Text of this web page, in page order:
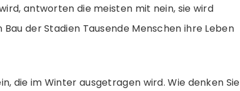
antworten die meisten mit nein, sie wird
der Stadien Tausende Menschen ihre Leben
die im Winter ausgetragen wird. Wie denken Sie